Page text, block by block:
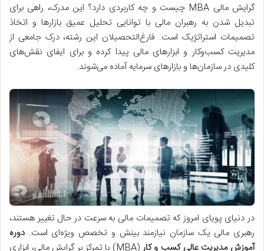
گرایش مالی MBA چیست و چه کاربردی دارد؟ این مدرک، راهی برای
تبدیل شدن به رهبران مالی با توانایی تحلیل عمیق بازارها و اتخاذ
تصمیمات استراتژیک است. فارغ‌التحصیلان این رشته، درک جامعی از
مدیریت کسب‌وکار و ابزارهای مالی پیدا کرده و برای ایفای نقش‌های
کلیدی در سازمان‌ها و بازارهای سرمایه آماده می‌شوند.
در دنیای پویای امروز که تصمیمات مالی به سرعت در حال تغییر هستند،
رهبری مالی یک سازمان نیازمند بینش و تخصص ویژه‌ای است. دوره
آموزش مدیریت عالی کسب و کار
(MBA) با تمرکز بر گرایش مالی، ابزاری